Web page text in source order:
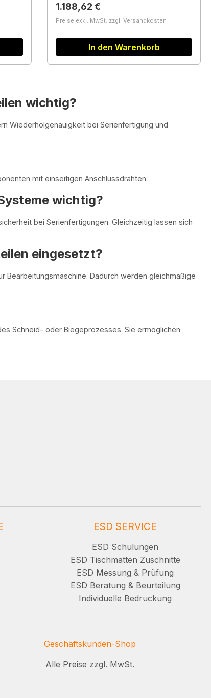
Regulärer Preis:
1.188,62 €
Preise exkl. MwSt. zzgl. Versandkosten
In den Warenkorb
wichtig?
Wiederholgenauigkeit bei Serienfertigung und
mit einseitigen Anschlussdrähten.
wichtig?
bei Serienfertigungen. Gleichzeitig lassen sich
eingesetzt?
Bearbeitungsmaschine. Dadurch werden gleichmäßige
Schneid- oder Biegeprozesses. Sie ermöglichen
ESD SERVICE
ESD Schulungen
ESD Tischmatten Zuschnitte
ESD Messung & Prüfung
ESD Beratung & Beurteilung
Individuelle Bedruckung
Geschäftskunden-Shop
Alle Preise zzgl. MwSt.